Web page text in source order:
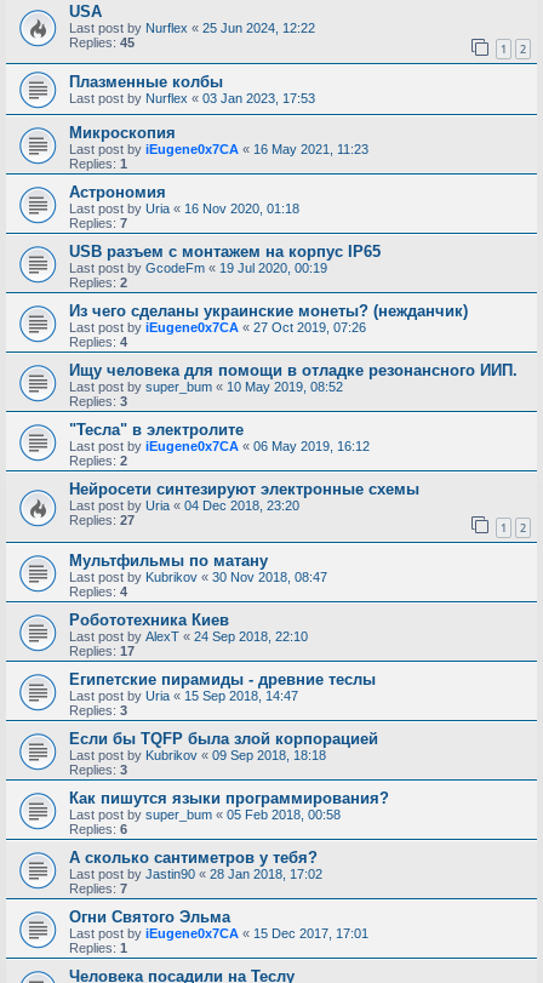
USA
Last post by Nurflex « 25 Jun 2024, 12:22
Replies: 45 1 2
Плазменные колбы
Last post by Nurflex « 03 Jan 2023, 17:53
Микроскопия
Last post by iEugene0x7CA « 16 May 2021, 11:23
Replies: 1
Астрономия
Last post by Uria « 16 Nov 2020, 01:18
Replies: 7
USB разъем с монтажем на корпус IP65
Last post by GcodeFm « 19 Jul 2020, 00:19
Replies: 2
Из чего сделаны украинские монеты? (нежданчик)
Last post by iEugene0x7CA « 27 Oct 2019, 07:26
Replies: 4
Ищу человека для помощи в отладке резонансного ИИП.
Last post by super_bum « 10 May 2019, 08:52
Replies: 3
"Тесла" в электролите
Last post by iEugene0x7CA « 06 May 2019, 16:12
Replies: 2
Нейросети синтезируют электронные схемы
Last post by Uria « 04 Dec 2018, 23:20
Replies: 27 1 2
Мультфильмы по матану
Last post by Kubrikov « 30 Nov 2018, 08:47
Replies: 4
Робототехника Киев
Last post by AlexT « 24 Sep 2018, 22:10
Replies: 17
Египетские пирамиды - древние теслы
Last post by Uria « 15 Sep 2018, 14:47
Replies: 3
Если бы TQFP была злой корпорацией
Last post by Kubrikov « 09 Sep 2018, 18:18
Replies: 3
Как пишутся языки программирования?
Last post by super_bum « 05 Feb 2018, 00:58
Replies: 6
А сколько сантиметров у тебя?
Last post by Jastin90 « 28 Jan 2018, 17:02
Replies: 7
Огни Святого Эльма
Last post by iEugene0x7CA « 15 Dec 2017, 17:01
Replies: 1
Человека посадили на Теслу